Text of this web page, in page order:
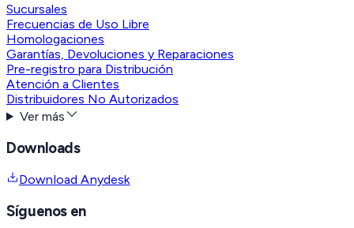
Sucursales
Frecuencias de Uso Libre
Homologaciones
Garantías, Devoluciones y Reparaciones
Pre-registro para Distribución
Atención a Clientes
Distribuidores No Autorizados
Ver más
Downloads
Download Anydesk
Síguenos en